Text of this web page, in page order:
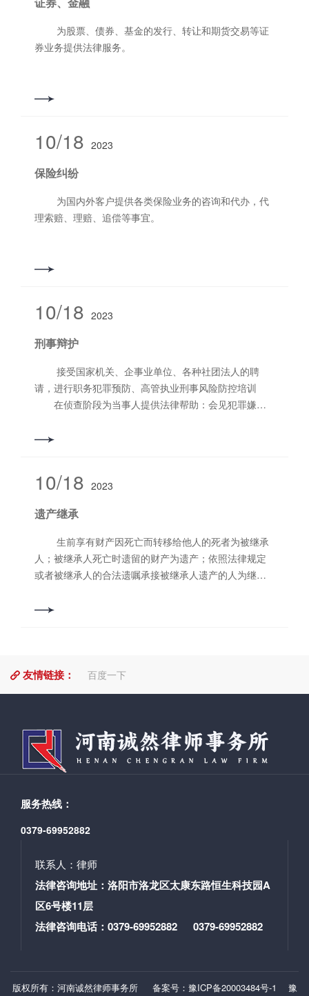
券业务提供法律服务。
10/18 2023
保险纠纷
理索赔、理赔、追偿等事宜。
10/18 2023
刑事辩护
请，进行职务犯罪预防、高管执业刑事风险防控培训
在侦查阶段为当事人提供法律帮助：会见犯罪嫌疑
供法律咨询，为犯罪嫌疑人申请取保候审，代理申诉和
嫌疑人会见和通信，调查和收集有关证据材料，向检察
审、二审过程中，查阅、摘抄、复制案件有关材料；与
被告人会见和通信，调查和收集证据，参加法庭审理，
提出被告人无罪或罪轻的辩护意见 死刑复核阶段为
被告人辩护：与被告人会见和通信，调查和收集证据，
10/18 2023
遗产继承
人；被继承人死亡时遗留的财产为遗产；依照法律规定
或者被继承人的合法遗嘱承接被继承人遗产的人为继承
法遗嘱享有的继承被继承人遗产的权利就是继承权。
友情链接： 百度一下
服务热线：
0379-69952882
联系人：律师
法律咨询地址：洛阳市洛龙区太康东路恒生科技园A
区6号楼11层
法律咨询电话：0379-69952882 0379-69952882
版权所有：河南诚然律师事务所 备案号：豫ICP备20003484号-1 豫